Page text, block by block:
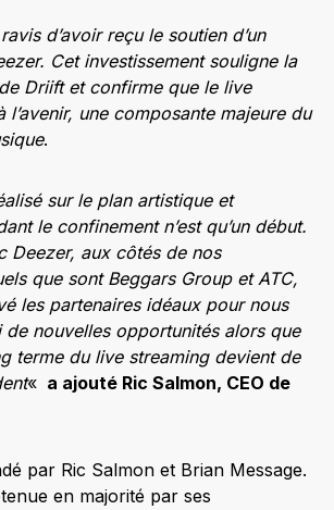
d’avoir reçu le soutien d’un
Cet investissement souligne la
Driift et confirme que le live
l’avenir, une composante majeure du
.
sur le plan artistique et
le confinement n’est qu’un début.
Deezer, aux côtés de nos
que sont Beggars Group et ATC,
les partenaires idéaux pour nous
nouvelles opportunités alors que
terme du live streaming devient de
« a ajouté Ric Salmon, CEO de
par Ric Salmon et Brian Message.
en majorité par ses